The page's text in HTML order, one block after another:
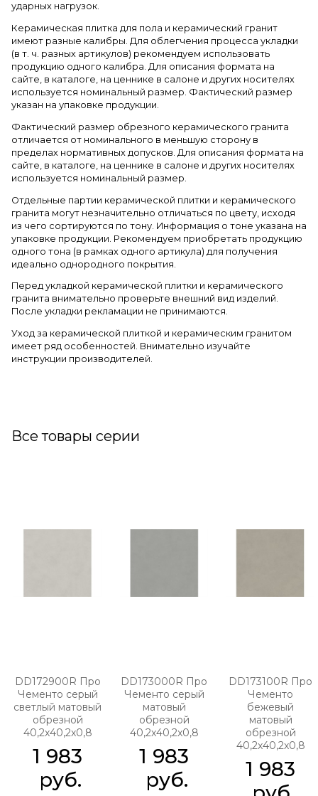
ударных нагрузок.
Керамическая плитка для пола и керамический гранит
имеют разные калибры. Для облегчения процесса укладки
(в т. ч. разных артикулов) рекомендуем использовать
продукцию одного калибра. Для описания формата на
сайте, в каталоге, на ценнике в салоне и других носителях
используется номинальный размер. Фактический размер
указан на упаковке продукции.
Фактический размер обрезного керамического гранита
отличается от номинального в меньшую сторону в
пределах нормативных допусков. Для описания формата на
сайте, в каталоге, на ценнике в салоне и других носителях
используется номинальный размер.
Отдельные партии керамической плитки и керамического
гранита могут незначительно отличаться по цвету, исходя
из чего сортируются по тону. Информация о тоне указана на
упаковке продукции. Рекомендуем приобретать продукцию
одного тона (в рамках одного артикула) для получения
идеально однородного покрытия.
Перед укладкой керамической плитки и керамического
гранита внимательно проверьте внешний вид изделий.
После укладки рекламации не принимаются.
Уход за керамической плиткой и керамическим гранитом
имеет ряд особенностей. Внимательно изучайте
инструкции производителей.
Все товары серии
DD172900R Про
Чементо серый
светлый матовый
обрезной
40,2x40,2x0,8
1 983
руб.
DD173000R Про
Чементо серый
матовый
обрезной
40,2x40,2x0,8
1 983
руб.
DD173100R Про
Чементо
бежевый
матовый
обрезной
40,2x40,2x0,8
1 983